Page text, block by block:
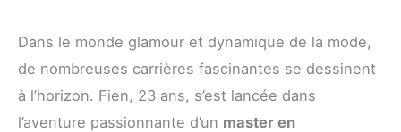
Dans le monde glamour et dynamique de la mode,
de nombreuses carrières fascinantes se dessinent
à l’horizon. Fien, 23 ans, s’est lancée dans
l’aventure passionnante d’un master en